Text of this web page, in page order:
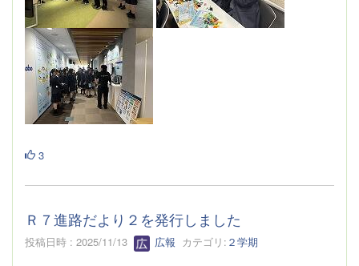
3
Ｒ７進路だより２を発行しました
投稿日時 : 2025/11/13 広報 カテゴリ: ２学期